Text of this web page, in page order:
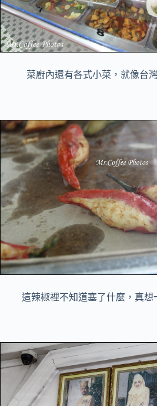
菜廚內還有各式小菜，就像台
這辣椒裡不知道塞了什麼，真想